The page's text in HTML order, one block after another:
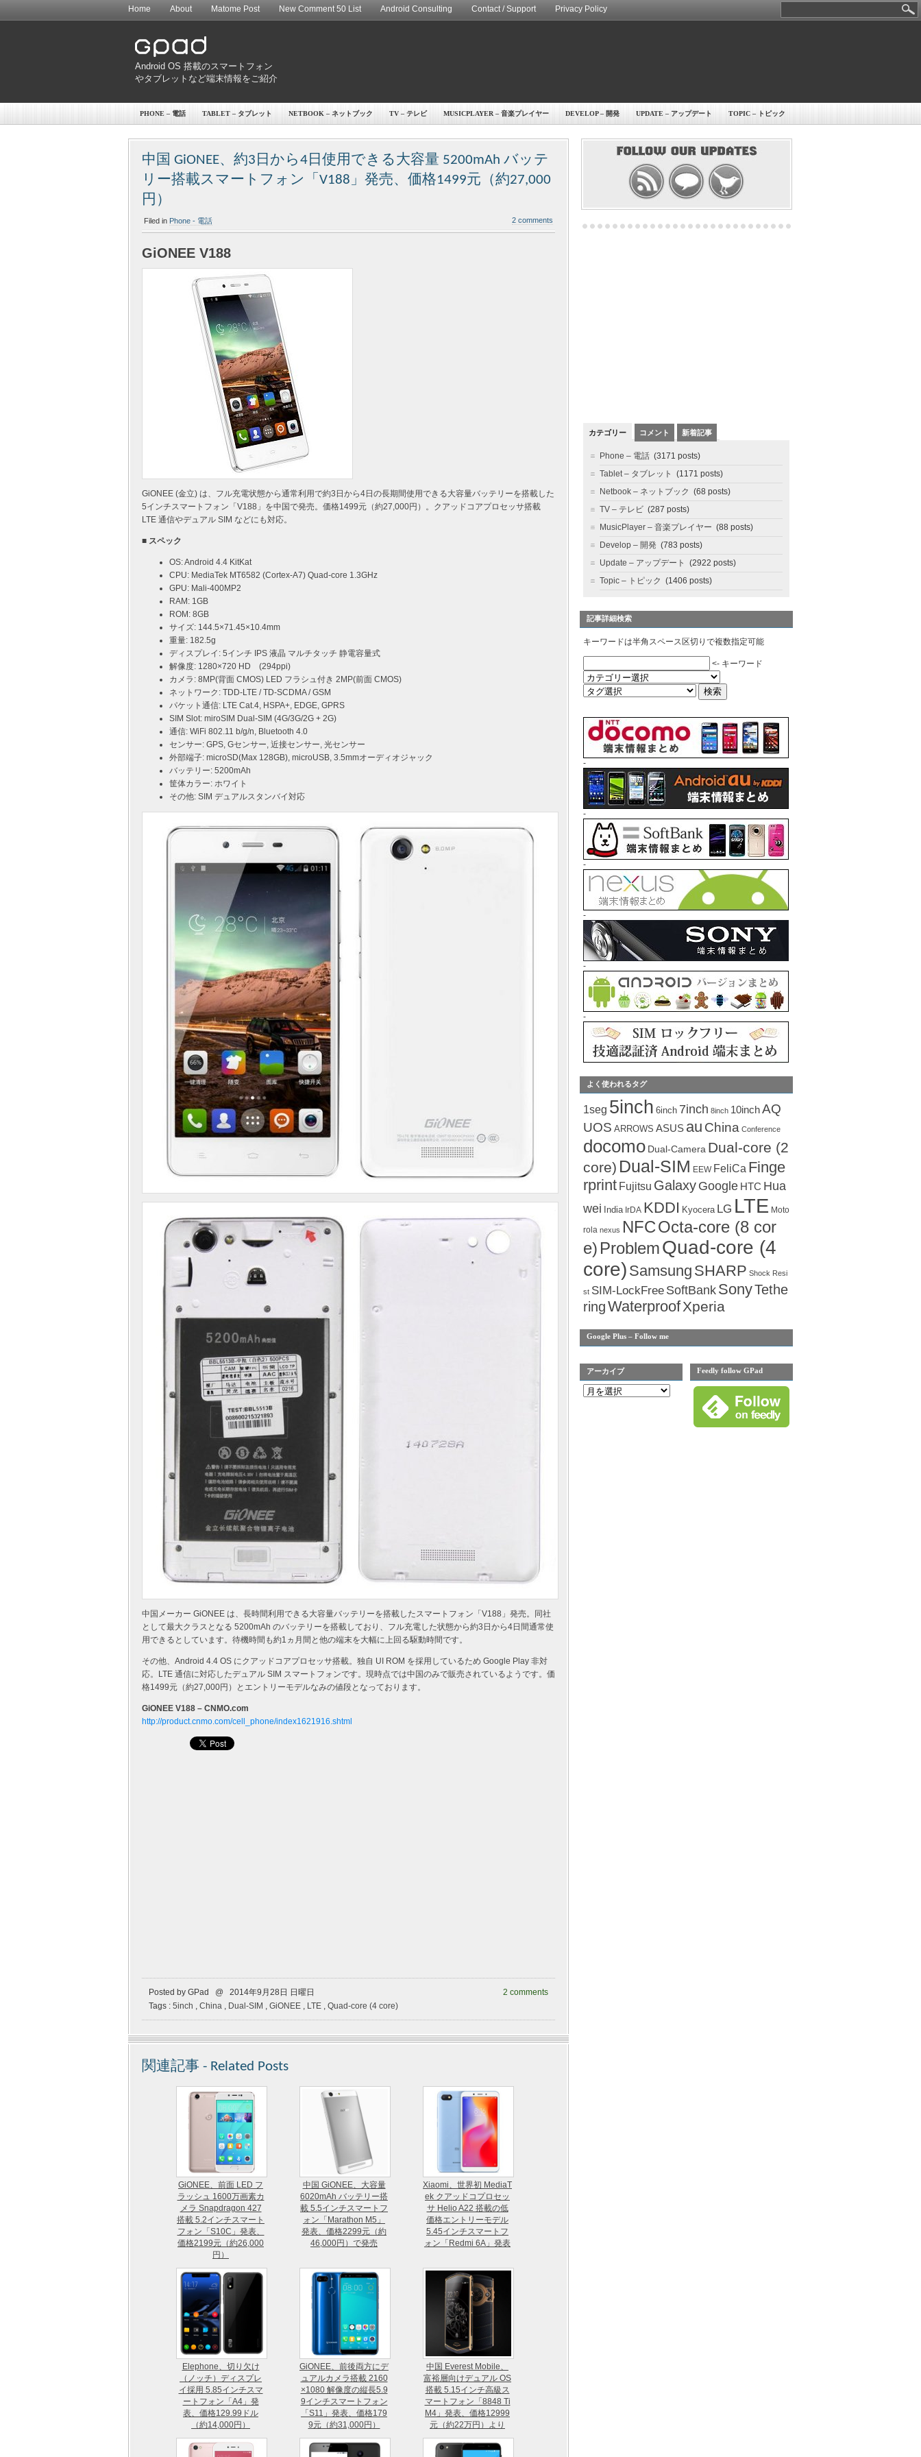
Home About Matome Post New Comment 50 List Android Consulting Contact / Support Privacy Policy
Android OS 搭載のスマートフォン
やタブレットなど端末情報をご紹介
PHONE – 電話 TABLET – タブレット NETBOOK – ネットブック TV – テレビ MUSICPLAYER – 音楽プレイヤー DEVELOP – 開発 UPDATE – アップデート TOPIC – トピック
中国 GiONEE、約3日から4日使用できる大容量 5200mAh バッテ
リー搭載スマートフォン「V188」発売、価格1499元（約27,000
円）
Filed in Phone - 電話 2 comments
GiONEE V188
GiONEE (金立) は、フル充電状態から通常利用で約3日から4日の長期間使用できる大容量バッテリーを搭載した
5インチスマートフォン「V188」を中国で発売。価格1499元（約27,000円）。クアッドコアプロセッサ搭載
LTE 通信やデュアル SIM などにも対応。
■ スペック
OS: Android 4.4 KitKat
CPU: MediaTek MT6582 (Cortex-A7) Quad-core 1.3GHz
GPU: Mali-400MP2
RAM: 1GB
ROM: 8GB
サイズ: 144.5×71.45×10.4mm
重量: 182.5g
ディスプレイ: 5インチ IPS 液晶 マルチタッチ 静電容量式
解像度: 1280×720 HD (294ppi)
カメラ: 8MP(背面 CMOS) LED フラシュ付き 2MP(前面 CMOS)
ネットワーク: TDD-LTE / TD-SCDMA / GSM
パケット通信: LTE Cat.4, HSPA+, EDGE, GPRS
SIM Slot: miroSIM Dual-SIM (4G/3G/2G + 2G)
通信: WiFi 802.11 b/g/n, Bluetooth 4.0
センサー: GPS, Gセンサー, 近接センサー, 光センサー
外部端子: microSD(Max 128GB), microUSB, 3.5mmオーディオジャック
バッテリー: 5200mAh
筐体カラー: ホワイト
その他: SIM デュアルスタンバイ対応
中国メーカー GiONEE は、長時間利用できる大容量バッテリーを搭載したスマートフォン「V188」発売。同社
として最大クラスとなる 5200mAh のバッテリーを搭載しており、フル充電した状態から約3日から4日間通常使
用できるとしています。待機時間も約1ヵ月間と他の端末を大幅に上回る駆動時間です。
その他、Android 4.4 OS にクアッドコアプロセッサ搭載。独自 UI ROM を採用しているため Google Play 非対
応。LTE 通信に対応したデュアル SIM スマートフォンです。現時点では中国のみで販売されているようです。価
格1499元（約27,000円）とエントリーモデルなみの値段となっております。
GiONEE V188 – CNMO.com
http://product.cnmo.com/cell_phone/index1621916.shtml
Posted by GPad @ 2014年9月28日 日曜日
2 comments
Tags : 5inch , China , Dual-SIM , GiONEE , LTE , Quad-core (4 core)
関連記事 - Related Posts
GiONEE、前面 LED フ
ラッシュ 1600万画素カ
メラ Snapdragon 427
搭載 5.2インチスマート
フォン「S10C」発表、
価格2199元（約26,000
円）
中国 GiONEE、大容量
6020mAh バッテリー搭
載 5.5インチスマートフ
ォン「Marathon M5」
発表、価格2299元（約
46,000円）で発売
Xiaomi、世界初 MediaT
ek クアッドコプロセッ
サ Helio A22 搭載の低
価格エントリーモデル
5.45インチスマートフ
ォン「Redmi 6A」発表
Elephone、切り欠け
（ノッチ）ディスプレ
イ採用 5.85インチスマ
ートフォン「A4」発
表、価格129.99ドル
（約14,000円）
GiONEE、前後両方にデ
ュアルカメラ搭載 2160
×1080 解像度の縦長5.9
9インチスマートフォン
「S11」発表、価格179
9元（約31,000円）
中国 Everest Mobile、
富裕層向けデュアル OS
搭載 5.15インチ高級ス
マートフォン「8848 Ti
M4」発表、価格12999
元（約22万円）より
カテゴリー コメント 新着記事
Phone – 電話 (3171 posts)
Tablet – タブレット
(1171 posts)
Netbook – ネットブック (68 posts)
TV – テレビ (287 posts)
MusicPlayer – 音楽プレイヤー (88 posts)
Develop – 開発 (783 posts)
Update – アップデート
(2922 posts)
Topic – トピック (1406 posts)
記事詳細検索
キーワードは半角スペース区切りで複数指定可能
<- キーワード
-
-
-
-
-
-
よく使われるタグ
1seg 5inch 6inch 7inch 8inch 10inchAQ
UOS ARROWS ASUS au China Conference
docomo Dual-Camera Dual-core (2
core) Dual-SIM EEW FeliCa Finge
rprint Fujitsu Galaxy Google HTC Hua
wei India IrDA KDDI Kyocera LG LTE Moto
rola nexus NFCOcta-core (8 cor
e) ProblemQuad-core (4
core) Samsung SHARP Shock Resi
st SIM-LockFree SoftBank SonyTethe
ringWaterproofXperia
Google Plus – Follow me
アーカイブ Feedly follow GPad